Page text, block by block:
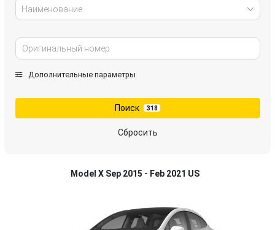
Наименование
Дополнительные параметры
Поиск 318
Сбросить
Model X Sep 2015 - Feb 2021 US